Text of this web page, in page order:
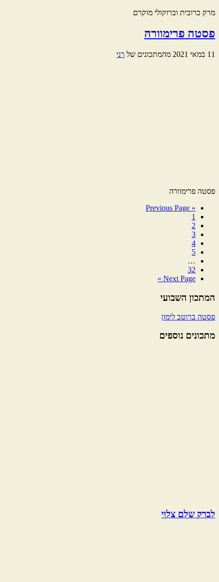
מרק כרובית וברוקולי מוקרם
פסטה פרימוורה
11 במאי 2021 מהמתכונים של רני
פסטה פרימוורה
«
Go
Previous Page
עמוד1
עמוד
2
עמוד
3
עמוד
4
עמוד
5
Interim
pages
omitted
…
עמוד
32
Go
Next Page »
צדדי
ראשי
המתכון השבועי
פסטה ברוטב לימון
מתכונים נוספים
לברק שלם צלוי